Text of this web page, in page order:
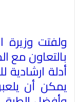
ولفتت وزيرة
بالتعاون مع
أدلة ارشادية
يمكن أن